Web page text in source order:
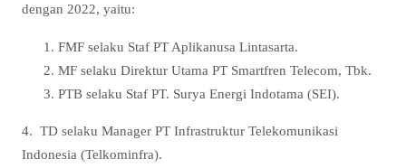
dengan 2022, yaitu:
FMF selaku Staf PT Aplikanusa Lintasarta.
MF selaku Direktur Utama PT Smartfren Telecom, Tbk.
PTB selaku Staf PT. Surya Energi Indotama (SEI).
4. TD selaku Manager PT Infrastruktur Telekomunikasi
Indonesia (Telkominfra).